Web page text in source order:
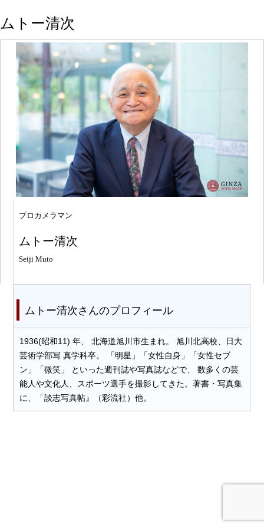
ムトー清次
プロカメラマン
ムトー清次
Seiji Muto
ムトー清次さんのプロフィール
1936(昭和11) 年、 北海道旭川市生まれ。 旭川北高校、日大
芸術学部写 真学科卒。 「明星」「女性自身」「女性セブ
ン」「微笑」 といった週刊誌や写真誌などで、 数多くの芸
能人や文化人、スポーツ選手を撮影してきた。著書・写真集
に、「談志写真帖』（彩流社）他。